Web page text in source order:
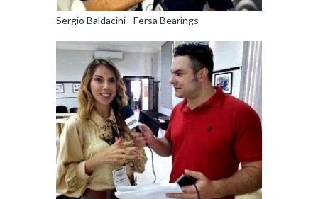
Sergio Baldacini - Fersa Bearings